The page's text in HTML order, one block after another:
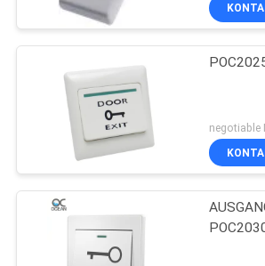
KONTAKT
BITTE
Fingerabdruck-
Anwesenheits-
System
negotiable